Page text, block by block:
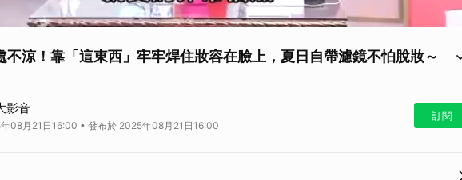
不涼！靠「這東西」牢牢焊住妝容在臉上，夏日自帶濾鏡不怕脫妝～
只想躲進空調房裡避暑。然而，如何在炎炎夏日裡保持舒適清涼卻不失風采？從穿搭到造型，我們有妙
爽。精選的冰品不僅能滿足味蕾，還能讓整個夏季變得輕鬆愜意。無論何時何地，消暑好物都能隨時
霧則是你在夏日的最佳守護者，讓妝容始終完美無瑕，無懼脫妝困擾。
影音
08月21日16:00 • 發布於 2025年08月21日16:00
訂閱